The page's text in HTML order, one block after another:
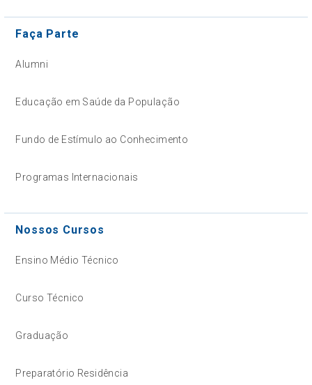
Faça Parte
Alumni
Educação em Saúde da População
Fundo de Estímulo ao Conhecimento
Programas Internacionais
Nossos Cursos
Ensino Médio Técnico
Curso Técnico
Graduação
Preparatório Residência